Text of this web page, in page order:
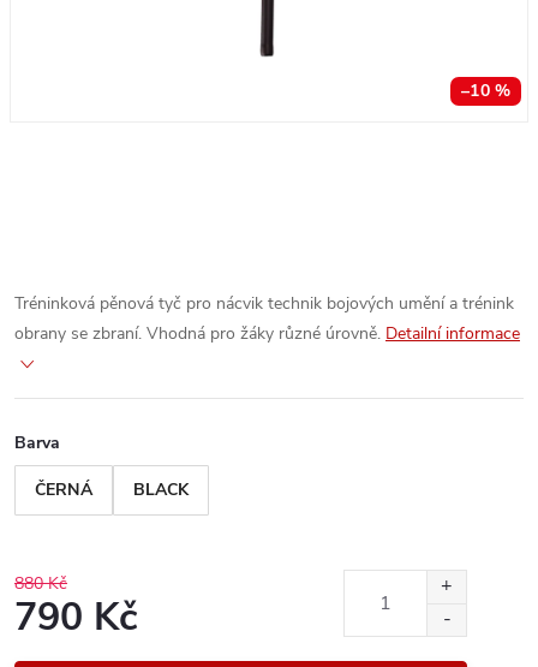
–10 %
Tréninková pěnová tyč pro nácvik technik bojových umění a trénink
obrany se zbraní. Vhodná pro žáky různé úrovně. Detailní informace
Barva
ČERNÁ BLACK
880 Kč
790 Kč